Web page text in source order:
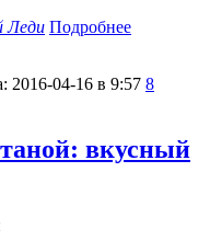
Леди Подробнее
2016-04-16 в 9:57 8
вкусный